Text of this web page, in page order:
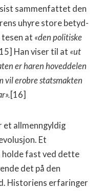
sammenfattet den
uhyre store betyd­
at «den politiske
Han viser til at «ut
er haren hoveddelen
vil erobre statsmakten
[16]
et allmenngyldig
Et
holde fast ved dette
det på den
Historiens erfaringer